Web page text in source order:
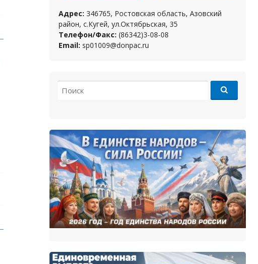
Адрес: 346765, Ростовская область, Азовский
район, с.Кугей, ул.Октябрьская, 35
Телефон/Факс: (86342)3-08-08
Email: sp01009@donpac.ru